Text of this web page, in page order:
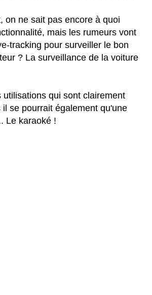
on ne sait pas encore à quoi
mais les rumeurs vont
tracking pour surveiller le bon
? La surveillance de la voiture
utilisations qui sont clairement
il se pourrait également qu'une
Le karaoké !